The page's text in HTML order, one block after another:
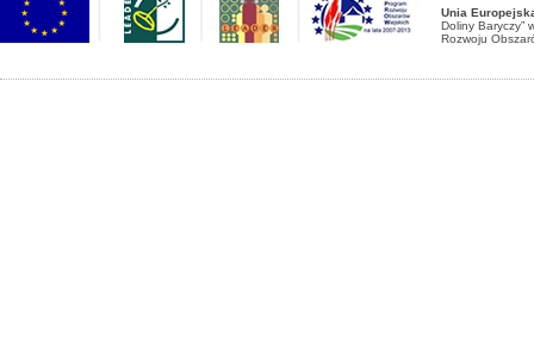
Unia
Doliny Baryczy”
Rozwoju